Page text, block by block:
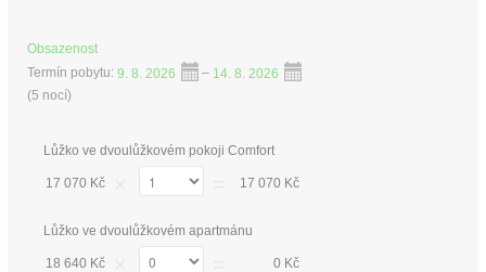
Obsazenost
Termín pobytu: 9. 8. 2026 – 14. 8. 2026
(5 nocí)
Lůžko ve dvoulůžkovém pokoji Comfort
17 070 Kč 17 070 Kč
Lůžko ve dvoulůžkovém apartmánu
18 640 Kč 0 Kč